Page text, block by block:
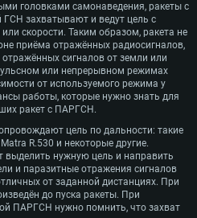
головками самонаведения, ракеты с
захватывают и ведут цель с
скорости. Таким образом, ракета не
приёма отражённых радиосигналов,
сигналов от земли или
или непрерывном режимах
от используемого режима у
работы, которые нужно знать для
ракет с ПАРГСН.
цель по дальности: такие
R.530 и некоторые другие.
выделить нужную цель и направить
и паразитные отражения сигналов
от заданной дистанциях. При
до пуска ракеты. При
ПАРГСН нужно помнить, что захват